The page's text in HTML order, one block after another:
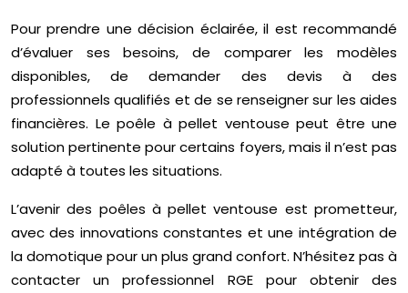
Pour prendre une décision éclairée, il est recommandé
d’évaluer ses besoins, de comparer les modèles
disponibles, de demander des devis à des
professionnels qualifiés et de se renseigner sur les aides
financières. Le poêle à pellet ventouse peut être une
solution pertinente pour certains foyers, mais il n’est pas
adapté à toutes les situations.
L’avenir des poêles à pellet ventouse est prometteur,
avec des innovations constantes et une intégration de
la domotique pour un plus grand confort. N’hésitez pas à
contacter un professionnel RGE pour obtenir des